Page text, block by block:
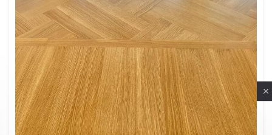
Privacy notice